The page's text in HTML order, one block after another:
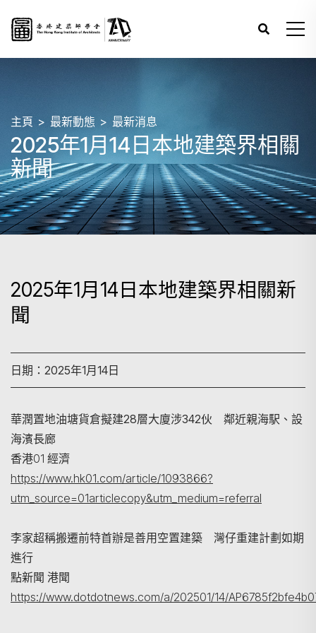
主頁 最新動態 最新消息
2025年1月14日本地建築界相關
新聞
2025年1月14日本地建築界相關新
聞
日期：2025年1月14日
華潤置地油塘貨倉擬建28層大廈涉342伙 鄰近親海駅、設
海濱長廊
香港01 經濟
https://www.hk01.com/article/1093866?
utm_source=01articlecopy&utm_medium=referral
李家超稱搬遷前特首辦是善用空置建築 灣仔重建計劃如期
進行
點新聞 港聞
https://www.dotdotnews.com/a/202501/14/